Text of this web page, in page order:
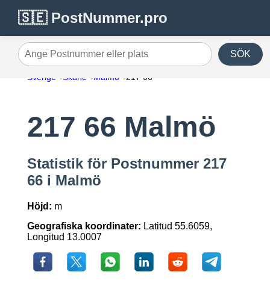
🇸🇪 PostNummer.pro
Ange Postnummer eller plats SÖK
Sverige Skåne Malmö 217 66
217 66 Malmö
Statistik för Postnummer 217
66 i Malmö
Höjd: m
Geografiska koordinater: Latitud 55.6059,
Longitud 13.0007